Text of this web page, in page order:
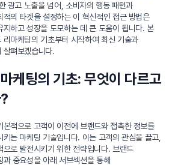
광고 노출을 넘어, 소비자의 행동 패턴과
적의 타겟을 설정하는 이 혁신적인 접근 방법은
지하고 성장을 도모하는 데 큰 도움이 됩니다. 본
리마케팅의 기초부터 시작하여 최신 기술과
살펴보겠습니다.
케팅의 기초: 무엇이 다르고
본적으로 고객이 이전에 브랜드와 접촉한 정보를
키는 마케팅 기술입니다. 이는 고객의 관심을 끌고,
으로 발전시키기 위한 전략입니다. 브랜드
과 중요성을 아래 서브섹션을 통해